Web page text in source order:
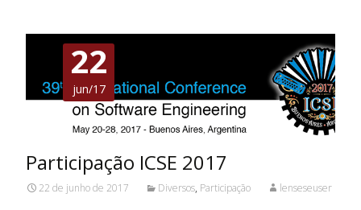
22
jun/17
Participação ICSE 2017
22 de junho de 2017 Diversos, Participação lenseseuser